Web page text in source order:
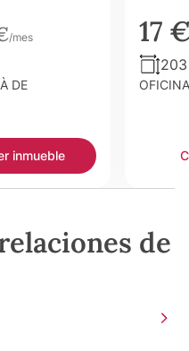
/mes
DE
inmueble
17
de